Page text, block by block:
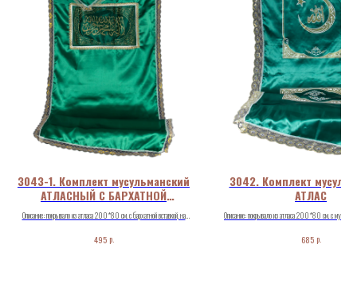
3043-1. Комплект мусульманский
АТЛАСНЫЙ С БАРХАТНОЙ
ВСТАВКОЙ
Описание: покрывало из атласа 200*80 см. с бархатной вставкой, на
495 р.
3042. Комплект
АТЛАС
Описание: покрывало из атласа 200*80 см. с
685 р.